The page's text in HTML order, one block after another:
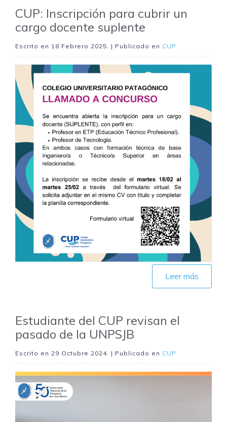
CUP: Inscripción para cubrir un
cargo docente suplente
Escrito en 18 Febrero 2025. | Publicado en CUP
Leer más
Estudiante del CUP revisan el
pasado de la UNPSJB
Escrito en 29 Octubre 2024. | Publicado en CUP